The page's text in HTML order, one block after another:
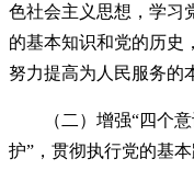
色社会主义思想，学习
的基本知识和党的历史
努力提高为人民服务的
（二）增强“四个
护”，贯彻执行党的基